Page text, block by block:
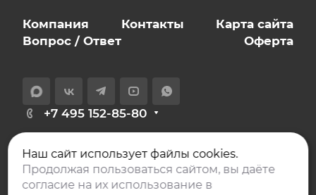
Компания Контакты
Карта сайта
Вопрос / Ответ
Оферта
+7 495 152-85-80
129626, Москва,
проспект Мира, дом 106, офис 401
Наш сайт использует файлы cookies.
Продолжая пользоваться сайтом, вы даёте
согласие на их использование в